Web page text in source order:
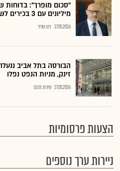
"סכום מופרך":
מיליונים עם 3 בכירים לשעבר
27.05.2026 ניצן שפיר
הבורסה בתל אביב
זינק, מניות הנפט נפלו
27.05.2026 שירות גלובס
הצעות פרסומיות
ניירות ערך נוספים